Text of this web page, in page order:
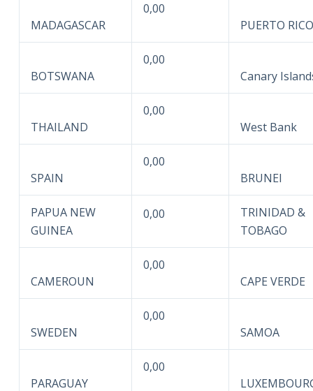
MADAGASCAR
0,00
PUERTO RICO
BOTSWANA
0,00
Canary
THAILAND
0,00
West Bank
SPAIN
0,00
BRUNEI
PAPUA NEW
GUINEA
0,00
TRINIDAD &
TOBAGO
CAMEROUN
0,00
CAPE VERDE
SWEDEN
0,00
SAMOA
PARAGUAY
0,00